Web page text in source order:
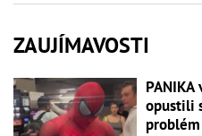
ZAUJÍMAVOSTI
opustili